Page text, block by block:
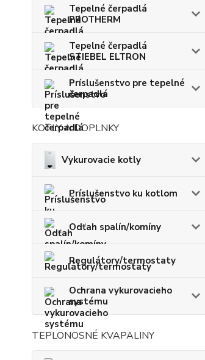
Tepelné čerpadlá
PROTHERM
Tepelné čerpadlá
STIEBEL ELTRON
Príslušenstvo pre tepelné
čerpadlá
KOTLY A DOPLNKY
Vykurovacie kotly
Príslušenstvo ku kotlom
Odťah spalín/komíny
Regulátory/termostaty
Ochrana vykurovacieho
systému
TEPLONOSNÉ KVAPALINY